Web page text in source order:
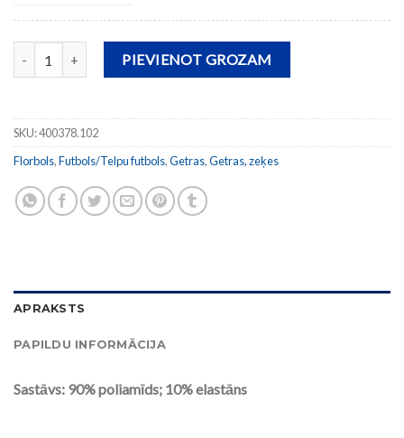
Getras ZEBRA II daudzumsPIEVIENOT GROZAM
SKU:400378.102
Florbols,Futbols/Telpu futbols,Getras,Getras, zeķes
APRAKSTS
PAPILDU INFORMĀCIJA
Sastāvs: 90% poliamīds; 10% elastāns